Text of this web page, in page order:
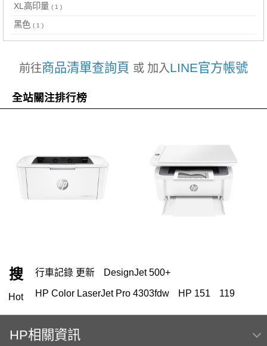
XL高印量 ( 1 )
黑色 ( 1 )
前往商品清單查詢頁 或 加入LINE官方帳號
全站關注排行榜
搜
Hot
行車記錄 更新 DesignJet 500+
HP Color LaserJet Pro 4303fdw HP 151 119
HP 222
HP Color Laser jet M856dn A3彩色雷射印表機
HP相關資訊